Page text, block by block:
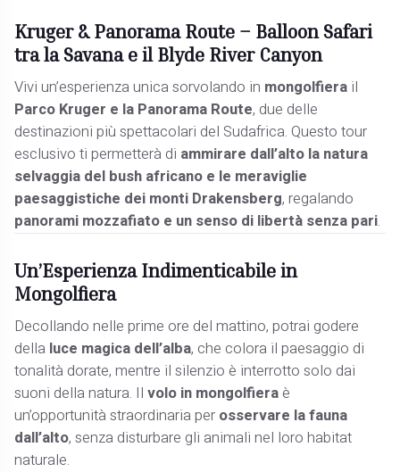
Kruger & Panorama Route – Balloon Safari
tra la Savana e il Blyde River Canyon
Vivi un’esperienza unica sorvolando in mongolfiera il
Parco Kruger e la Panorama Route, due delle
destinazioni più spettacolari del Sudafrica. Questo tour
esclusivo ti permetterà di ammirare dall’alto la natura
selvaggia del bush africano e le meraviglie
paesaggistiche dei monti Drakensberg, regalando
panorami mozzafiato e un senso di libertà senza pari.
Un’Esperienza Indimenticabile in
Mongolfiera
Decollando nelle prime ore del mattino, potrai godere
della luce magica dell’alba, che colora il paesaggio di
tonalità dorate, mentre il silenzio è interrotto solo dai
suoni della natura. Ilvolo in mongolfieraè
un’opportunità straordinaria per osservare la fauna
dall’alto, senza disturbare gli animali nel loro habitat
naturale.